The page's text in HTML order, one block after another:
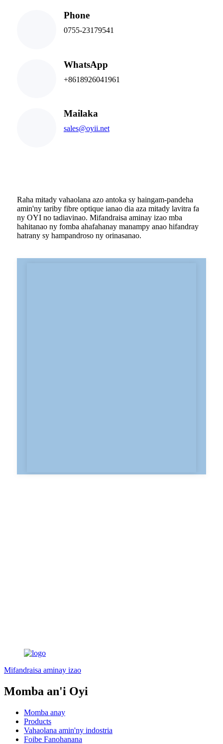
Phone
0755-23179541
WhatsApp
+8618926041961
Mailaka
sales@oyii.net
Raha mitady vahaolana azo antoka sy haingam-pandeha
amin'ny tariby fibre optique ianao dia aza mitady lavitra fa
ny OYI no tadiavinao. Mifandraisa aminay izao mba
hahitanao ny fomba ahafahanay manampy anao hifandray
hatrany sy hampandroso ny orinasanao.
Mifandraisa aminay izao
Momba an'i Oyi
Momba anay
Products
Vahaolana amin'ny indostria
Foibe Fanohanana